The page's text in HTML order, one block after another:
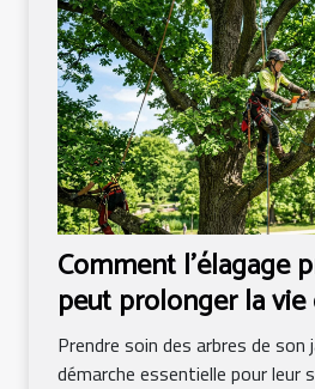
Comment l'élagage
peut prolonger la
?
Prendre soin des arbres de son
démarche essentielle pour leur